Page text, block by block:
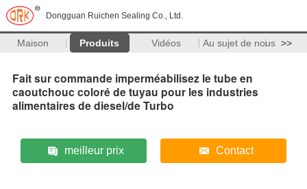
Dongguan Ruichen Sealing Co., Ltd.
Maison Produits Vidéos Au sujet de nous >>
Fait sur commande imperméabilisez le tube en
caoutchouc coloré de tuyau pour les industries
alimentaires de diesel/de Turbo
meilleur prix Contact